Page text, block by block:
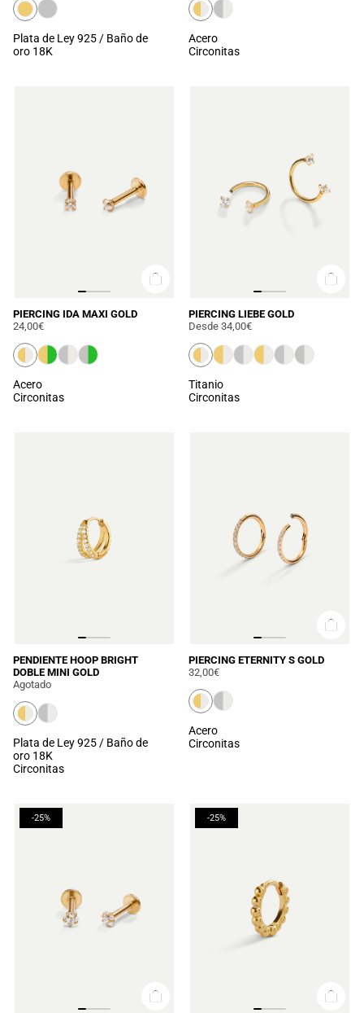
Plata de Ley 925 / Baño de
oro 18K
Acero
Circonitas
PIERCING IDA MAXI GOLD
24,00€
Acero
Circonitas
PIERCING LIEBE GOLD
Desde 34,00€
Titanio
Circonitas
PENDIENTE HOOP BRIGHT
DOBLE MINI GOLD
Agotado
Plata de Ley 925 / Baño de
oro 18K
Circonitas
PIERCING ETERNITY S GOLD
32,00€
Acero
Circonitas
-25% -25%